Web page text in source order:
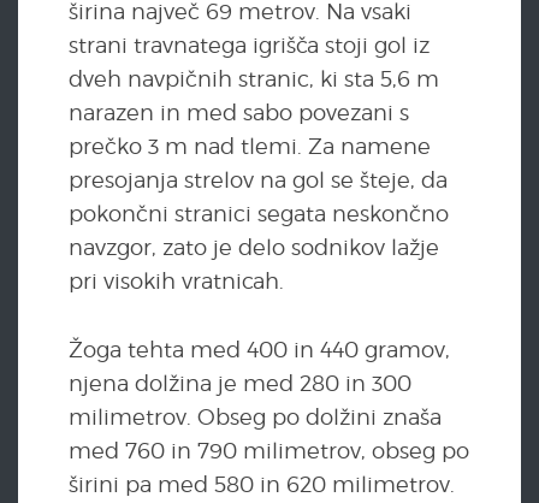
širina največ 69 metrov. Na vsaki
strani travnatega igrišča stoji gol iz
dveh navpičnih stranic, ki sta 5,6 m
narazen in med sabo povezani s
prečko 3 m nad tlemi. Za namene
presojanja strelov na gol se šteje, da
pokončni stranici segata neskončno
navzgor, zato je delo sodnikov lažje
pri visokih vratnicah.
Žoga tehta med 400 in 440 gramov,
njena dolžina je med 280 in 300
milimetrov. Obseg po dolžini znaša
med 760 in 790 milimetrov, obseg po
širini pa med 580 in 620 milimetrov.